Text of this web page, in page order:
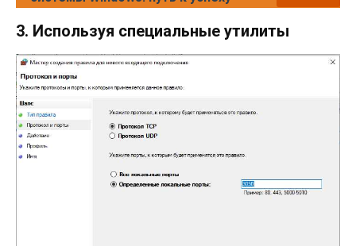
3. Используя специальные утилиты